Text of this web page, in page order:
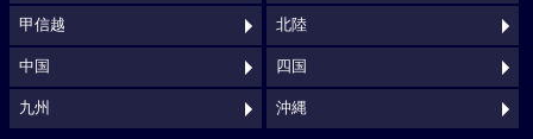
甲信越 北陸
中国 四国
九州 沖縄